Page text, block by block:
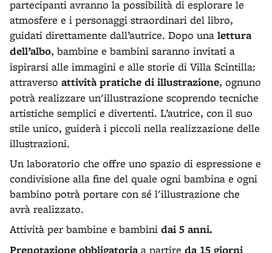
partecipanti avranno la possibilità di esplorare le
atmosfere e i personaggi straordinari del libro,
guidati direttamente dall’autrice. Dopo una lettura
dell’albo, bambine e bambini saranno invitati a
ispirarsi alle immagini e alle storie di Villa Scintilla:
attraverso attività pratiche di illustrazione, ognuno
potrà realizzare un'illustrazione scoprendo tecniche
artistiche semplici e divertenti. L’autrice, con il suo
stile unico, guiderà i piccoli nella realizzazione delle
illustrazioni.
Un laboratorio che offre uno spazio di espressione e
condivisione alla fine del quale ogni bambina e ogni
bambino potrà portare con sé l'illustrazione che
avrà realizzato.
Attività per bambine e bambini dai 5 anni.
Prenotazione obbligatoriaa partire da 15 giorni